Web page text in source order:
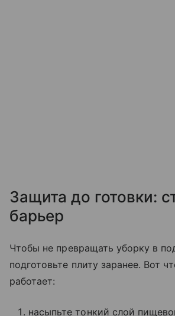
Защита до готовки:
барьер
Чтобы не превращать уборку в
подготовьте плиту заранее. Вот
работает:
насыпьте тонкий слой